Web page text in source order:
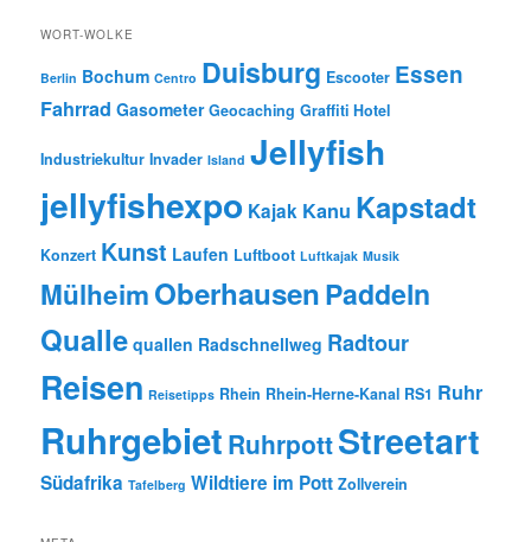
WORT-WOLKE
Berlin Bochum Centro Duisburg Escooter Essen
Fahrrad Gasometer Geocaching Graffiti Hotel
Industriekultur Invader Island Jellyfish
jellyfishexpo Kajak Kanu Kapstadt
Konzert Kunst Laufen Luftboot Luftkajak Musik
MülheimOberhausenPaddeln
Qualle quallen Radschnellweg Radtour
Reisen Reisetipps Rhein Rhein-Herne-Kanal RS1 Ruhr
Ruhrgebiet RuhrpottStreetart
Südafrika Tafelberg Wildtiere im Pott Zollverein